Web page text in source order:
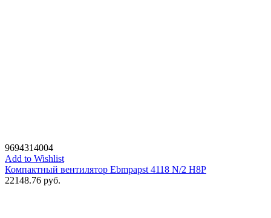
9694314004
Add to Wishlist
Компактный вентилятор Ebmpapst 4118 N/2 H8P
22148.76 руб.